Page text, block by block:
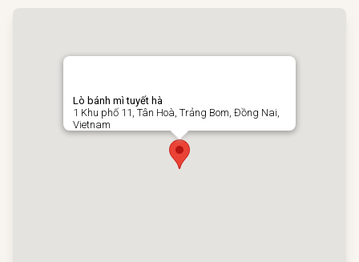
Lò bánh mì tuyết hà
1 Khu phố 11, Tân Hoà, Trảng Bom, Đồng Nai,
Vietnam